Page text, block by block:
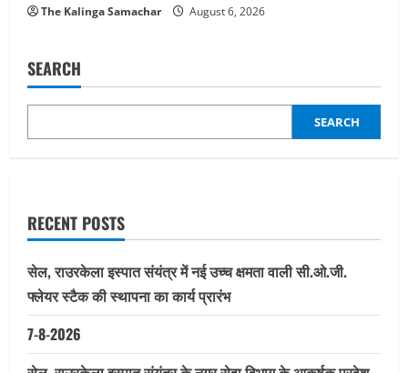
The Kalinga Samachar August 6, 2026
SEARCH
SEARCH
RECENT POSTS
सेल, राउरकेला इस्पात संयंत्र में नई उच्च क्षमता वाली सी.ओ.जी.
फ्लेयर स्टैक की स्थापना का कार्य प्रारंभ
7-8-2026